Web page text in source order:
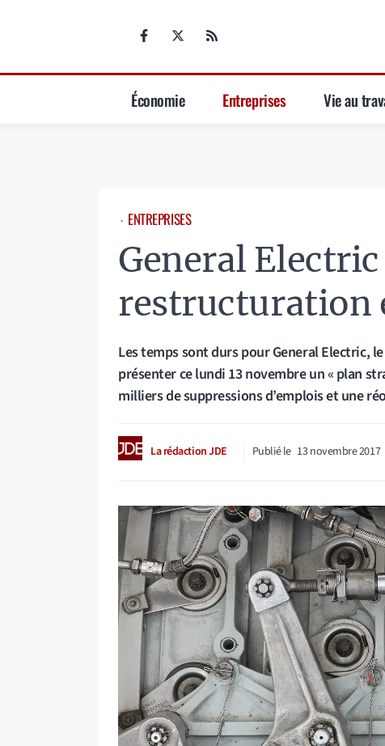
Économie Entreprises Vie au
⋅ ENTREPRISES
General
restructuration
Les temps sont durs pour General Electric,
présenter ce lundi 13 novembre un « plan
milliers de suppressions d’emplois et une
La rédaction JDE Publié le 13 novembre 2017